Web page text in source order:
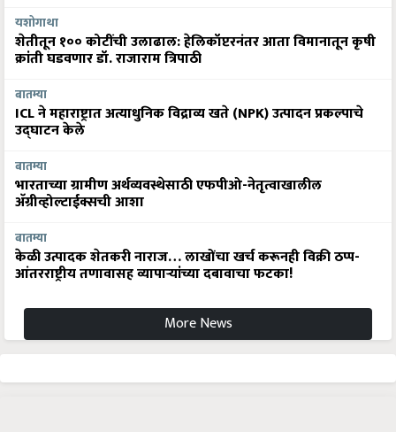
यशोगाथा
शेतीतून १०० कोटींची उलाढाल: हेलिकॉप्टरनंतर आता विमानातून कृषी
क्रांती घडवणार डॉ. राजाराम त्रिपाठी
बातम्या
ICL ने महाराष्ट्रात अत्याधुनिक विद्राव्य खते (NPK) उत्पादन प्रकल्पाचे
उद्घाटन केले
बातम्या
भारताच्या ग्रामीण अर्थव्यवस्थेसाठी एफपीओ-नेतृत्वाखालील
अ‍ॅग्रीव्होल्टाईक्सची आशा
बातम्या
केळी उत्पादक शेतकरी नाराज… लाखोंचा खर्च करूनही विक्री ठप्प-
आंतरराष्ट्रीय तणावासह व्यापाऱ्यांच्या दबावाचा फटका!
More News